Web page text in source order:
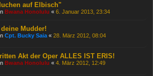
auf Elbisch"
Bwana Honolulu « 6. Januar 2013, 23:34
Mudder!
Cpt. Bucky Saia « 28. März 2012, 08:04
Akt der Oper ALLES IST ERIS!
Bwana Honolulu « 4. März 2012, 12:49